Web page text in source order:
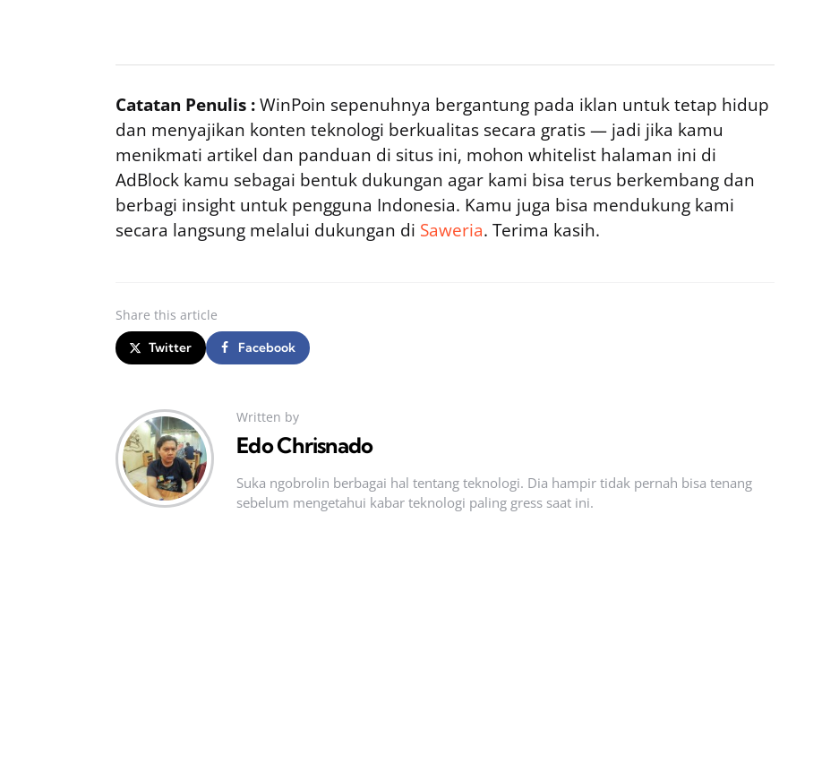
Catatan Penulis :WinPoin sepenuhnya bergantung pada iklan untuk tetap hidup
dan menyajikan konten teknologi berkualitas secara gratis — jadi jika kamu
menikmati artikel dan panduan di situs ini, mohon whitelist halaman ini di
AdBlock kamu sebagai bentuk dukungan agar kami bisa terus berkembang dan
berbagi insight untuk pengguna Indonesia. Kamu juga bisa mendukung kami
secara langsung melalui dukungan di Saweria. Terima kasih.
Share this article
Twitter Facebook
Written by
Edo Chrisnado
Suka ngobrolin berbagai hal tentang teknologi. Dia hampir tidak pernah bisa tenang
sebelum mengetahui kabar teknologi paling gress saat ini.